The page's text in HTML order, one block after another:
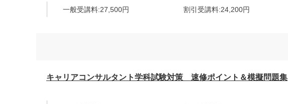
一般受講料:27,500円 割引受講料:24,200円
キャリアコンサルタント学科試験対策 速修ポイント＆模擬問題集